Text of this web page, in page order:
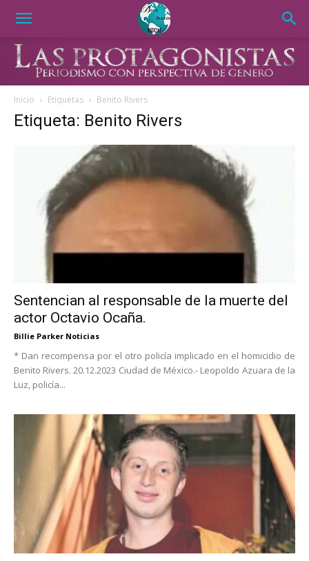
Inicio Etiquetas Benito Rivers
Etiqueta: Benito Rivers
Sentencian al responsable de la muerte del
actor Octavio Ocaña.
Billie Parker Noticias
* Dan recompensa por el otro policía implicado en el homicidio de
Benito Rivers. 20.12.2023 Ciudad de México.- Leopoldo Azuara de la
Luz, policía...